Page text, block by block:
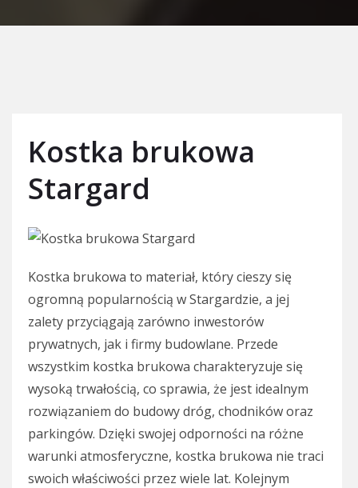
Kostka brukowa
Stargard
Kostka brukowa to materiał, który cieszy się
ogromną popularnością w Stargardzie, a jej
zalety przyciągają zarówno inwestorów
prywatnych, jak i firmy budowlane. Przede
wszystkim kostka brukowa charakteryzuje się
wysoką trwałością, co sprawia, że jest idealnym
rozwiązaniem do budowy dróg, chodników oraz
parkingów. Dzięki swojej odporności na różne
warunki atmosferyczne, kostka brukowa nie traci
swoich właściwości przez wiele lat. Kolejnym